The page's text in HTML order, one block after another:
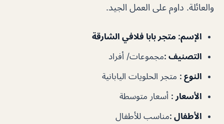
والعائلة. داوم على العمل الجيد.
الإسم: متجر بابا فلافي الشارقة
التصنيف :مجموعات/ أفراد
النوع : متجر الحلويات اليابانية
الأسعار : أسعار متوسطة
الأطفال :مناسب للأطفال